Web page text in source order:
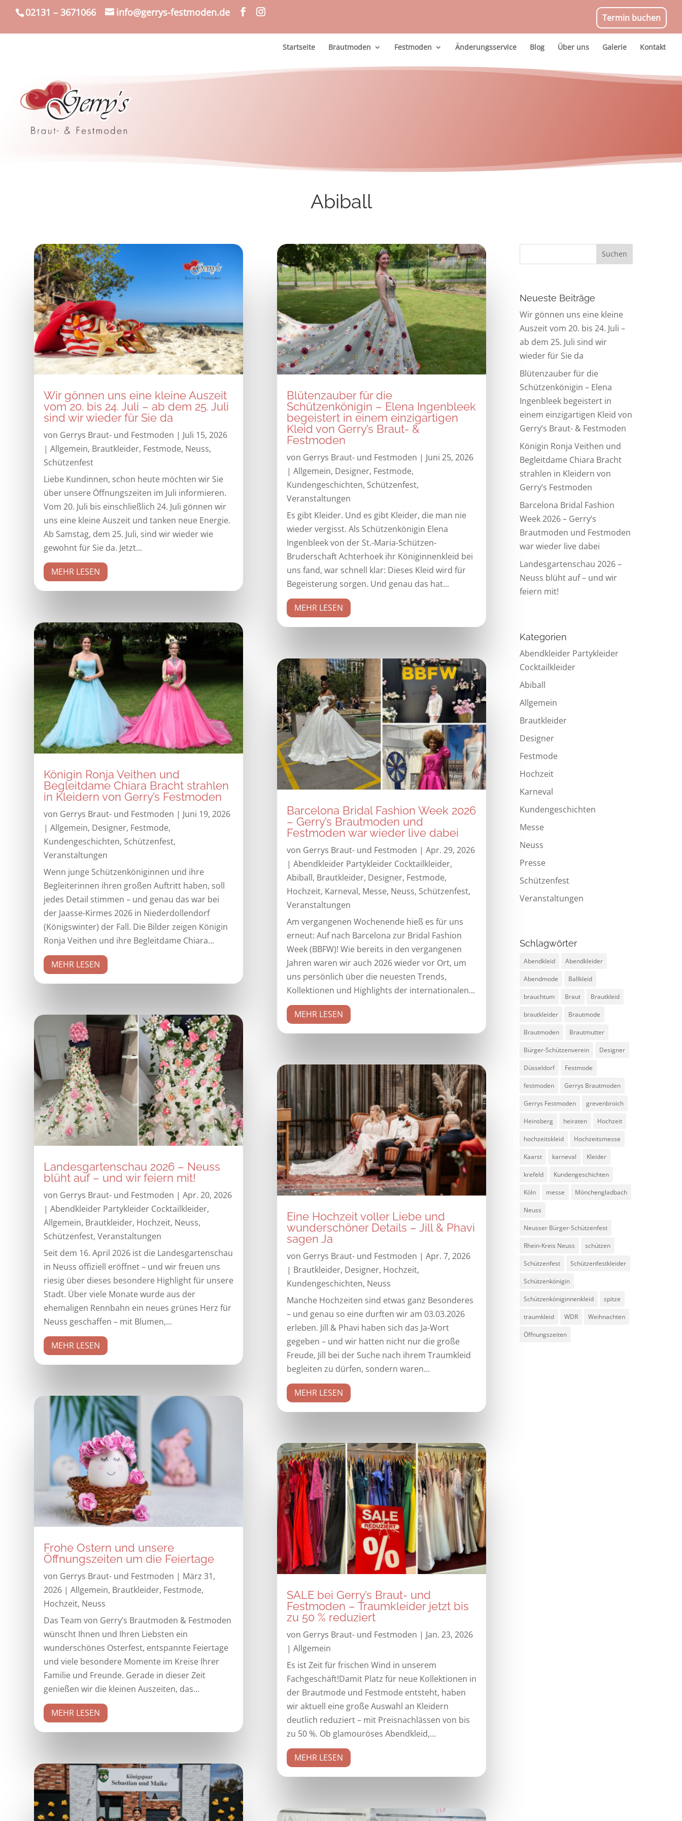
02131 – 3671066 info@gerrys-festmoden.de Termin buchen
Startseite Brautmoden Festmoden Änderungsservice Blog Über uns Galerie Kontakt
Abiball
Wir gönnen uns eine kleine Auszeit
vom 20. bis 24. Juli – ab dem 25. Juli
sind wir wieder für Sie da
von Gerrys Braut- und Festmoden | Juli 15, 2026
|Allgemein, Brautkleider, Festmode, Neuss,
Schützenfest
Liebe Kundinnen, schon heute möchten wir Sie
über unsere Öffnungszeiten im Juli informieren.
Vom 20. Juli bis einschließlich 24. Juli gönnen wir
uns eine kleine Auszeit und tanken neue Energie.
Ab Samstag, dem 25. Juli, sind wir wieder wie
gewohnt für Sie da. Jetzt...
MEHR LESEN
Königin Ronja Veithen und
Begleitdame Chiara Bracht strahlen
in Kleidern von Gerry’s Festmoden
von Gerrys Braut- und Festmoden | Juni 19, 2026
|Allgemein, Designer, Festmode,
Kundengeschichten, Schützenfest,
Veranstaltungen
Wenn junge Schützenköniginnen und ihre
Begleiterinnen ihren großen Auftritt haben, soll
jedes Detail stimmen – und genau das war bei
der Jaasse-Kirmes 2026 in Niederdollendorf
(Königswinter) der Fall. Die Bilder zeigen Königin
Ronja Veithen und ihre Begleitdame Chiara...
MEHR LESEN
Landesgartenschau 2026 – Neuss
blüht auf – und wir feiern mit!
von Gerrys Braut- und Festmoden |Apr. 20, 2026
|Abendkleider Partykleider Cocktailkleider,
Allgemein, Brautkleider, Hochzeit, Neuss,
Schützenfest,Veranstaltungen
Seit dem 16. April 2026 ist die Landesgartenschau
in Neuss offiziell eröffnet – und wir freuen uns
riesig über dieses besondere Highlight für unsere
Stadt. Über viele Monate wurde aus der
ehemaligen Rennbahn ein neues grünes Herz für
Neuss geschaffen – mit Blumen,...
MEHR LESEN
Frohe Ostern und unsere
Öffnungszeiten um die Feiertage
von Gerrys Braut- und Festmoden | März 31,
2026 |Allgemein, Brautkleider, Festmode,
Hochzeit, Neuss
Das Team von Gerry’s Brautmoden & Festmoden
wünscht Ihnen und Ihren Liebsten ein
wunderschönes Osterfest, entspannte Feiertage
und viele besondere Momente im Kreise Ihrer
Familie und Freunde. Gerade in dieser Zeit
genießen wir die kleinen Auszeiten, das...
MEHR LESEN
Blütenzauber für die
Schützenkönigin – Elena Ingenbleek
begeistert in einem einzigartigen
Kleid von Gerry’s Braut- &
Festmoden
von Gerrys Braut- und Festmoden | Juni 25, 2026
| Allgemein, Designer, Festmode,
Kundengeschichten, Schützenfest,
Veranstaltungen
Es gibt Kleider. Und es gibt Kleider, die man nie
wieder vergisst. Als Schützenkönigin Elena
Ingenbleek von der St.-Maria-Schützen-
Bruderschaft Achterhoek ihr Königinnenkleid bei
uns fand, war schnell klar: Dieses Kleid wird für
Begeisterung sorgen. Und genau das hat...
MEHR LESEN
Barcelona Bridal Fashion Week 2026
– Gerry’s Brautmoden und
Festmoden war wieder live dabei
von Gerrys Braut- und Festmoden | Apr. 29, 2026
| Abendkleider Partykleider Cocktailkleider,
Abiball, Brautkleider, Designer, Festmode,
Hochzeit, Karneval, Messe, Neuss, Schützenfest,
Veranstaltungen
Am vergangenen Wochenende hieß es für uns
erneut: Auf nach Barcelona zur Bridal Fashion
Week (BBFW)! Wie bereits in den vergangenen
Jahren waren wir auch 2026 wieder vor Ort, um
uns persönlich über die neuesten Trends,
Kollektionen und Highlights der internationalen...
MEHR LESEN
Eine Hochzeit voller Liebe und
wunderschöner Details – Jill & Phavi
sagen Ja
von Gerrys Braut- und Festmoden | Apr. 7, 2026
| Brautkleider, Designer, Hochzeit,
Kundengeschichten, Neuss
Manche Hochzeiten sind etwas ganz Besonderes
– und genau so eine durften wir am 03.03.2026
erleben. Jill & Phavi haben sich das Ja-Wort
gegeben – und wir hatten nicht nur die große
Freude, Jill bei der Suche nach ihrem Traumkleid
begleiten zu dürfen, sondern waren...
MEHR LESEN
SALE bei Gerry’s Braut- und
Festmoden – Traumkleider jetzt bis
zu 50 % reduziert
von Gerrys Braut- und Festmoden | Jan. 23, 2026
| Allgemein
Es ist Zeit für frischen Wind in unserem
Fachgeschäft!Damit Platz für neue Kollektionen in
der Brautmode und Festmode entsteht, haben
wir aktuell eine große Auswahl an Kleidern
deutlich reduziert – mit Preisnachlässen von bis
zu 50 %. Ob glamouröses Abendkleid,...
MEHR LESEN
Neueste Beiträge
Wir gönnen uns eine kleine
Auszeit vom 20. bis 24. Juli –
ab dem 25. Juli sind wir
wieder für Sie da
Blütenzauber für die
Schützenkönigin – Elena
Ingenbleek begeistert in
einem einzigartigen Kleid von
Gerry’s Braut- & Festmoden
Königin Ronja Veithen und
Begleitdame Chiara Bracht
strahlen in Kleidern von
Gerry’s Festmoden
Barcelona Bridal Fashion
Week 2026 – Gerry’s
Brautmoden und Festmoden
war wieder live dabei
Landesgartenschau 2026 –
Neuss blüht auf – und wir
feiern mit!
Kategorien
Abendkleider Partykleider
Cocktailkleider
Abiball
Allgemein
Brautkleider
Designer
Festmode
Hochzeit
Karneval
Kundengeschichten
Messe
Neuss
Presse
Schützenfest
Veranstaltungen
Schlagwörter
Abendkleid Abendkleider
Abendmode Ballkleid
brauchtum Braut Brautkleid
brautkleider Brautmode
Brautmoden Brautmutter
Bürger-Schützenverein Designer
Düsseldorf Festmode
festmoden Gerrys Brautmoden
Gerrys Festmoden grevenbroich
Heinsberg heiraten Hochzeit
hochzeitskleid Hochzeitsmesse
Kaarst karneval Kleider
krefeld Kundengeschichten
Köln messe Mönchengladbach
Neuss
Neusser Bürger-Schützenfest
Rhein-Kreis Neuss schützen
Schützenfest Schützenfestkleider
Schützenkönigin
Schützenköniginnenkleid spitze
traumkleid WDR Weihnachten
Öffnungszeiten